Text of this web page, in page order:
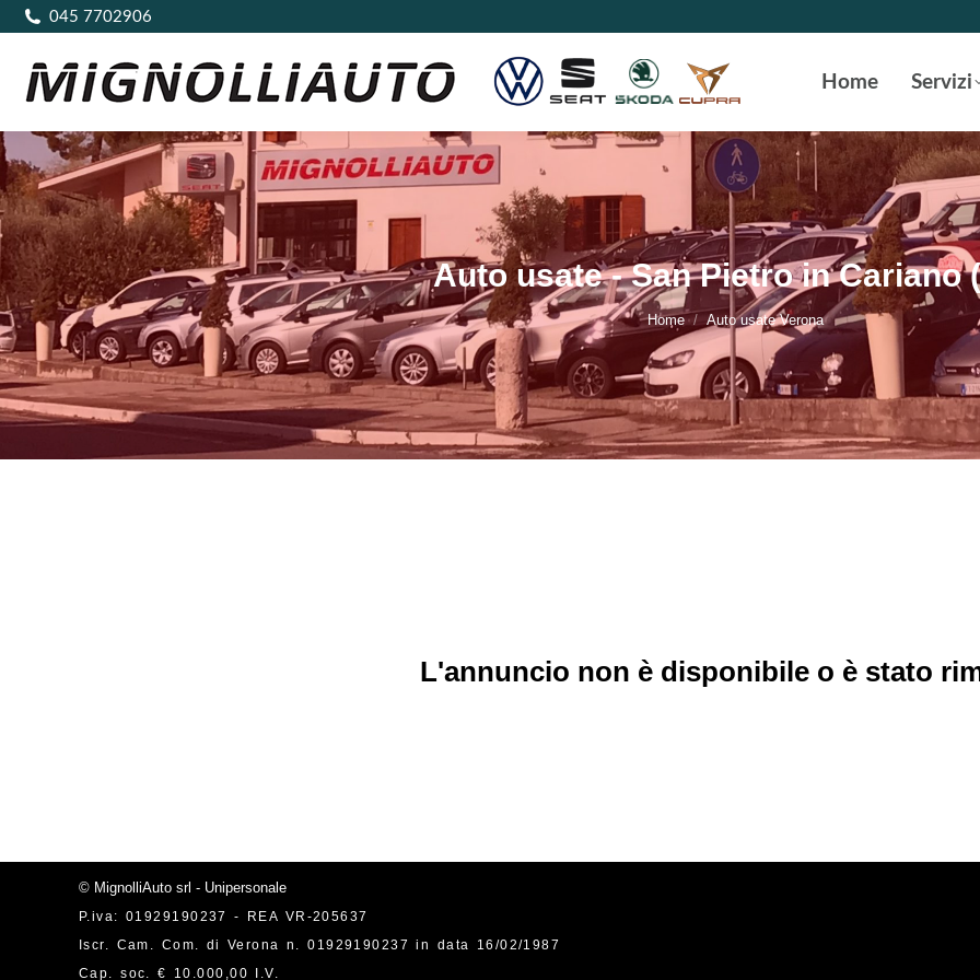
045 7702906
Home Servizi
Auto usate - San Pietro in Cariano
Tu sei qui:
Home Auto usate Verona
L'annuncio non è disponibile o è stato
© MignolliAuto srl - Unipersonale
P.iva: 01929190237 - REA VR-205637
Iscr. Cam. Com. di Verona n. 01929190237 in data 16/02/1987
Cap. soc. € 10.000,00 I.V.